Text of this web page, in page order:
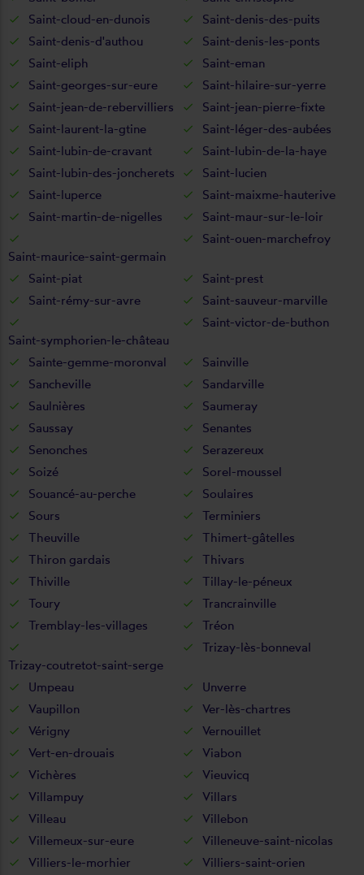
Saint-cloud-en-dunois
Saint-denis-des-puits
Saint-denis-d'authou
Saint-denis-les-ponts
Saint-eliph
Saint-eman
Saint-georges-sur-eure
Saint-hilaire-sur-yerre
Saint-jean-de-rebervilliers
Saint-jean-pierre-fixte
Saint-laurent-la-gtine
Saint-léger-des-aubées
Saint-lubin-de-cravant
Saint-lubin-de-la-haye
Saint-lubin-des-joncherets
Saint-lucien
Saint-luperce
Saint-maixme-hauterive
Saint-martin-de-nigelles
Saint-maur-sur-le-loir
Saint-maurice-saint-germain
Saint-ouen-marchefroy
Saint-piat
Saint-prest
Saint-rémy-sur-avre
Saint-sauveur-marville
Saint-symphorien-le-château
Saint-victor-de-buthon
Sainte-gemme-moronval
Sainville
Sancheville
Sandarville
Saulnières
Saumeray
Saussay
Senantes
Senonches
Serazereux
Soizé
Sorel-moussel
Souancé-au-perche
Soulaires
Sours
Terminiers
Theuville
Thimert-gâtelles
Thiron gardais
Thivars
Thiville
Tillay-le-péneux
Toury
Trancrainville
Tremblay-les-villages
Tréon
Trizay-coutretot-saint-serge
Trizay-lès-bonneval
Umpeau
Unverre
Vaupillon
Ver-lès-chartres
Vérigny
Vernouillet
Vert-en-drouais
Viabon
Vichères
Vieuvicq
Villampuy
Villars
Villeau
Villebon
Villemeux-sur-eure
Villeneuve-saint-nicolas
Villiers-le-morhier
Villiers-saint-orien